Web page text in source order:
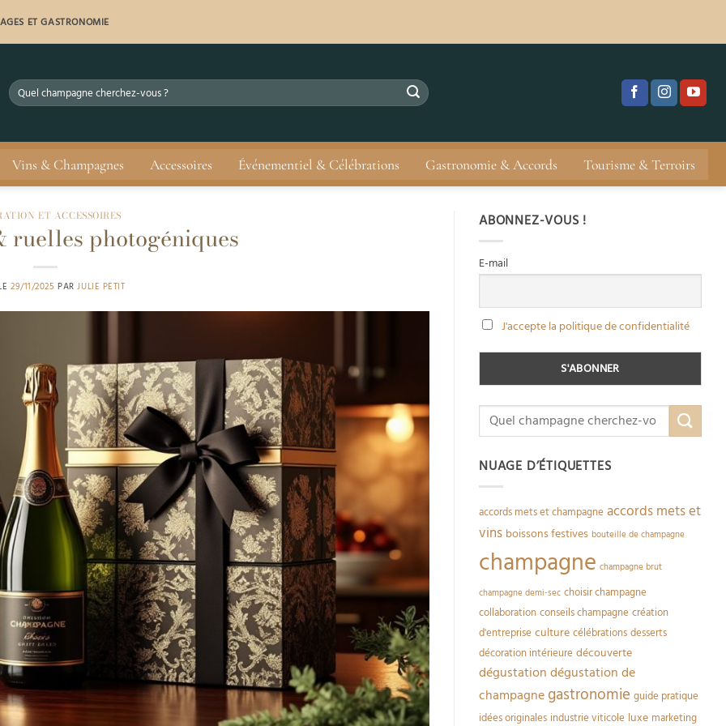
ET GASTRONOMIE
Vins & Champagnes Accessoires Événementiel & Célébrations Gastronomie & Accords Tourisme & Terroirs
ET ACCESSOIRES
ruelles photogéniques
29/11/2025 PARJULIE PETIT
ABONNEZ-VOUS !
E-mail
J'accepte la politique de confidentialité
NUAGE D’ÉTIQUETTES
accords mets et champagne accords mets et
vins boissons festives bouteille de champagne
champagne champagne brut
champagne demi-sec choisir champagne
collaboration conseils champagne création
d'entreprise culture célébrations desserts
décoration intérieure découverte
dégustation dégustation de
champagnegastronomie guide pratique
idées originales industrie viticole luxe marketing